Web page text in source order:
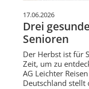
17.06.2026
Drei
Senioren
Der Herbst ist für
Zeit, um zu
AG Leichter
Deutschland stellt